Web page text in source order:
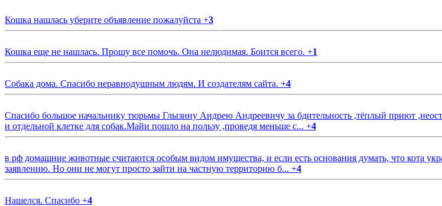
Кошка нашлась уберите объявление пожалуйста +3
Кошка еще не нашлась. Прошу все помочь. Она нелюдимая. Боится всего. +1
Собака дома. Спасибо неравнодушным людям. И создателям сайта. +4
Спасибо большое начальнику тюрьмы Глызину Андрею Андреевичу за бдительность ,тёплый приют
и отдельной клетке для собак.Майи пошло на пользу ,проведя меньше с... +4
в рф домашние животные считаются особым видом имущества, и если есть основания думать, что кота
заявлению. Но они не могут просто зайти на частную территорию б... +4
Нашелся. Спасибо +4